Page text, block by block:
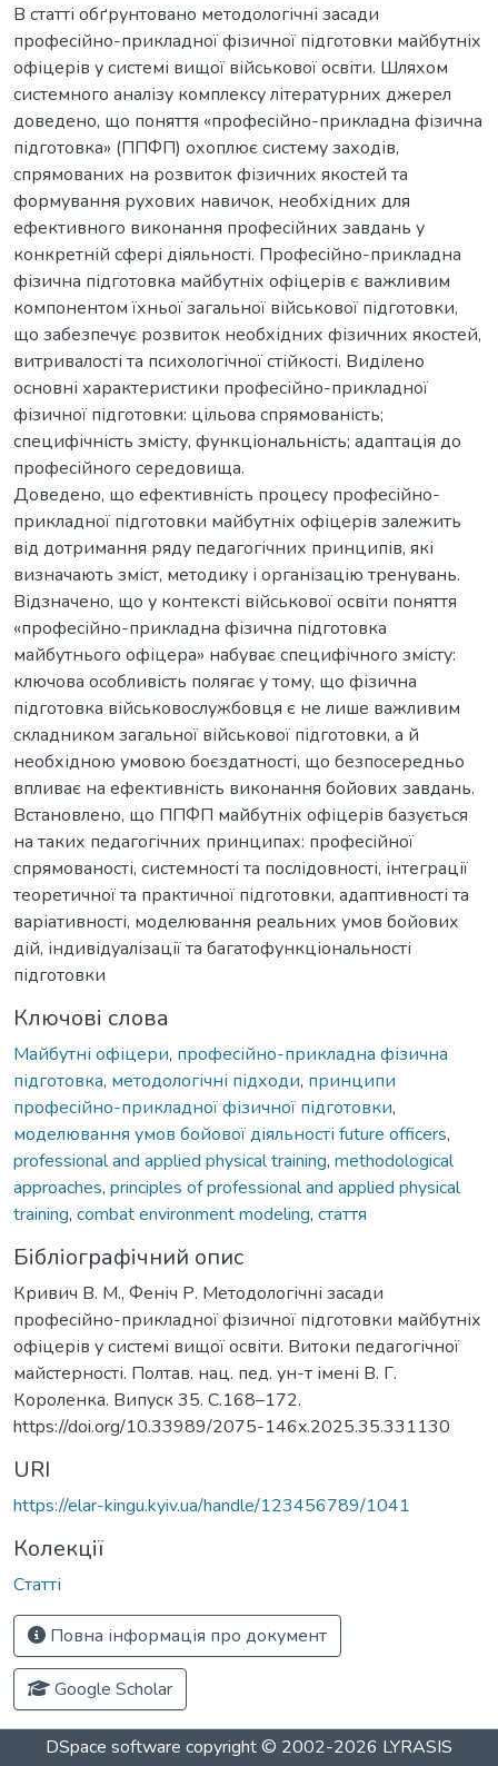
В статті обґрунтовано методологічні засади
професійно-прикладної фізичної підготовки майбутніх
офіцерів у системі вищої військової освіти. Шляхом
системного аналізу комплексу літературних джерел
доведено, що поняття «професійно-прикладна фізична
підготовка» (ППФП) охоплює систему заходів,
спрямованих на розвиток фізичних якостей та
формування рухових навичок, необхідних для
ефективного виконання професійних завдань у
конкретній сфері діяльності. Професійно-прикладна
фізична підготовка майбутніх офіцерів є важливим
компонентом їхньої загальної військової підготовки,
що забезпечує розвиток необхідних фізичних якостей,
витривалості та психологічної стійкості. Виділено
основні характеристики професійно-прикладної
фізичної підготовки: цільова спрямованість;
специфічність змісту, функціональність; адаптація до
професійного середовища.
Доведено, що ефективність процесу професійно-
прикладної підготовки майбутніх офіцерів залежить
від дотримання ряду педагогічних принципів, які
визначають зміст, методику і організацію тренувань.
Відзначено, що у контексті військової освіти поняття
«професійно-прикладна фізична підготовка
майбутнього офіцера» набуває специфічного змісту:
ключова особливість полягає у тому, що фізична
підготовка військовослужбовця є не лише важливим
складником загальної військової підготовки, а й
необхідною умовою боєздатності, що безпосередньо
впливає на ефективність виконання бойових завдань.
Встановлено, що ППФП майбутніх офіцерів базується
на таких педагогічних принципах: професійної
спрямованості, системності та послідовності, інтеграції
теоретичної та практичної підготовки, адаптивності та
варіативності, моделювання реальних умов бойових
дій, індивідуалізації та багатофункціональності
підготовки
Ключові слова
Майбутні офіцери, професійно-прикладна фізична
підготовка, методологічні підходи, принципи
професійно-прикладної фізичної підготовки,
моделювання умов бойової діяльності future officers,
professional and applied physical training, methodological
approaches, principles of professional and applied physical
training, combat environment modeling, стаття
Бібліографічний опис
Кривич В. М., Феніч Р. Методологічні засади
професійно-прикладної фізичної підготовки майбутніх
офіцерів у системі вищої освіти. Витоки педагогічної
майстерності. Полтав. нац. пед. ун-т імені В. Г.
Короленка. Випуск 35. С.168–172.
https://doi.org/10.33989/2075-146x.2025.35.331130
URI
https://elar-kingu.kyiv.ua/handle/123456789/1041
Колекції
Статті
Повна інформація про документ
Google Scholar
DSpace software copyright © 2002-2026 LYRASIS